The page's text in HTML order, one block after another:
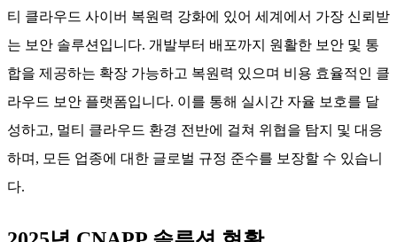
티 클라우드 사이버 복원력 강화에 있어 세계에서 가장 신뢰받
는 보안 솔루션입니다. 개발부터 배포까지 원활한 보안 및 통
합을 제공하는 확장 가능하고 복원력 있으며 비용 효율적인 클
라우드 보안 플랫폼입니다. 이를 통해 실시간 자율 보호를 달
성하고, 멀티 클라우드 환경 전반에 걸쳐 위협을 탐지 및 대응
하며, 모든 업종에 대한 글로벌 규정 준수를 보장할 수 있습니
다.